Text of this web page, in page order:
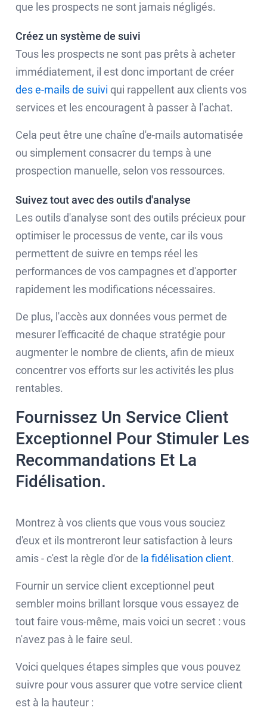
que les prospects ne sont jamais négligés.
Créez un système de suivi
Tous les prospects ne sont pas prêts à acheter
immédiatement, il est donc important de créer
des e-mails de suivi qui rappellent aux clients vos
services et les encouragent à passer à l'achat.
Cela peut être une chaîne d'e-mails automatisée
ou simplement consacrer du temps à une
prospection manuelle, selon vos ressources.
Suivez tout avec des outils d'analyse
Les outils d'analyse sont des outils précieux pour
optimiser le processus de vente, car ils vous
permettent de suivre en temps réel les
performances de vos campagnes et d'apporter
rapidement les modifications nécessaires.
De plus, l'accès aux données vous permet de
mesurer l'efficacité de chaque stratégie pour
augmenter le nombre de clients, afin de mieux
concentrer vos efforts sur les activités les plus
rentables.
Fournissez Un Service Client
Exceptionnel Pour Stimuler Les
Recommandations Et La
Fidélisation.
Montrez à vos clients que vous vous souciez
d'eux et ils montreront leur satisfaction à leurs
amis - c'est la règle d'or de la fidélisation client.
Fournir un service client exceptionnel peut
sembler moins brillant lorsque vous essayez de
tout faire vous-même, mais voici un secret : vous
n'avez pas à le faire seul.
Voici quelques étapes simples que vous pouvez
suivre pour vous assurer que votre service client
est à la hauteur :